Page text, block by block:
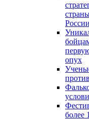
России
опух
более